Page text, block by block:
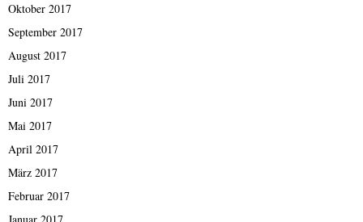
Oktober 2017
September 2017
August 2017
Juli 2017
Juni 2017
Mai 2017
April 2017
März 2017
Februar 2017